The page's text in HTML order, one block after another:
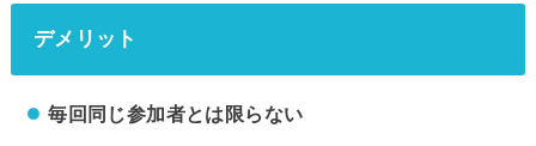
デメリット
毎回同じ参加者とは限らない